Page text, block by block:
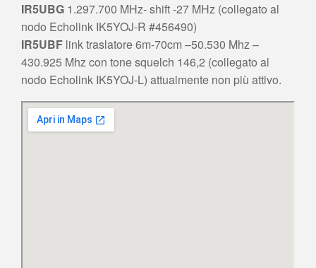
IR5UBG 1.297.700 MHz- shift -27 MHz (collegato al
nodo Echolink IK5YOJ-R #456490)
IR5UBF link traslatore 6m-70cm –50.530 Mhz –
430.925 Mhz con tone squelch 146,2 (collegato al
nodo Echolink IK5YOJ-L) attualmente non più attivo.